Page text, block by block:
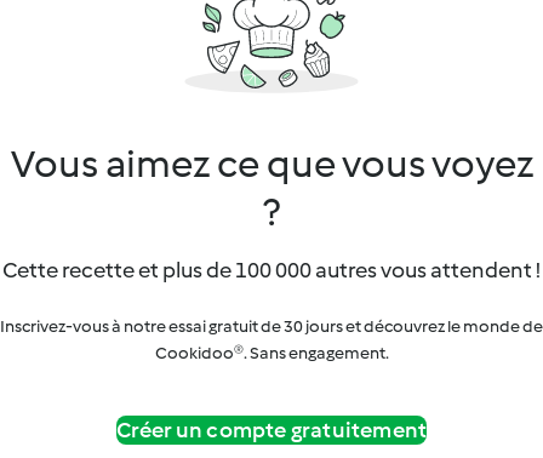
Vous aimez ce que vous voyez
?
Cette recette et plus de 100 000 autres vous attendent !
Inscrivez-vous à notre essai gratuit de 30 jours et découvrez le monde de
Cookidoo®. Sans engagement.
Créer un compte gratuitement